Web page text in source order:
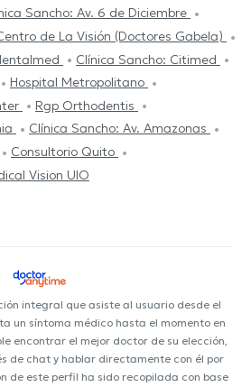
Sancho: Av. 6 de Diciembre
de La Visión (Doctores Gabela)
Clínica Sancho: Citimed
Hospital Metropolitano
Rgp Orthodentis
Clínica Sancho: Av. Amazonas
Consultorio Quito
Vision UIO
integral que asiste al usuario desde el
un síntoma médico hasta el momento en
encontrar el mejor doctor de su elección,
de chat y hablar directamente con él por
de este perfil ha sido recopilada con base